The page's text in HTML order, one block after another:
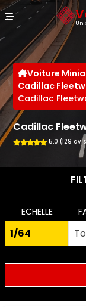
Un
Voiture
Cadillac
Cadillac
Cadillac
5.0 (129
ECHELLE
Panneau de gestion des cookies